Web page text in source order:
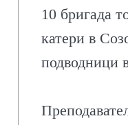
10 бригада
катери в
подводници